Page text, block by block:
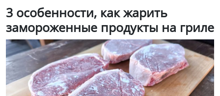
3 особенности, как жарить
замороженные продукты на гриле